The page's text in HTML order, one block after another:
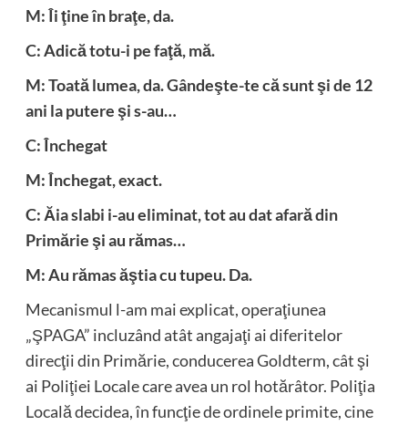
M: Îi ţine în braţe, da.
C: Adică totu-i pe faţă, mă.
M: Toată lumea, da. Gândeşte-te că sunt şi de 12
ani la putere şi s-au…
C: Închegat
M: Închegat, exact.
C: Ăia slabi i-au eliminat, tot au dat afară din
Primărie şi au rămas…
M: Au rămas ăştia cu tupeu. Da.
Mecanismul l-am mai explicat, operaţiunea
„ŞPAGA” incluzând atât angajaţi ai diferitelor
direcţii din Primărie, conducerea Goldterm, cât şi
ai Poliţiei Locale care avea un rol hotărâtor. Poliţia
Locală decidea, în funcţie de ordinele primite, cine